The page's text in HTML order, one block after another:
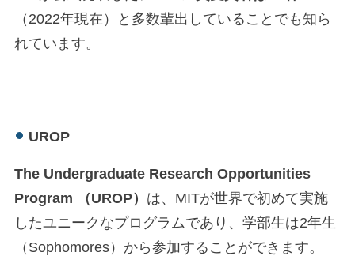
（2022年現在）と多数輩出していることでも知ら
れています。
UROP
The Undergraduate Research Opportunities
Program （UROP） は、MITが世界で初めて実施
したユニークなプログラムであり、学部生は2年生
（Sophomores）から参加することができます。